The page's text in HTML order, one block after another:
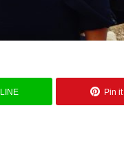
LINE Pin it